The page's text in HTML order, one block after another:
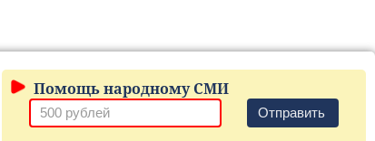
Помощь народному СМИ
Отправить